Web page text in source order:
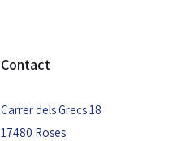
Contact
Carrer dels Grecs 18
17480 Roses